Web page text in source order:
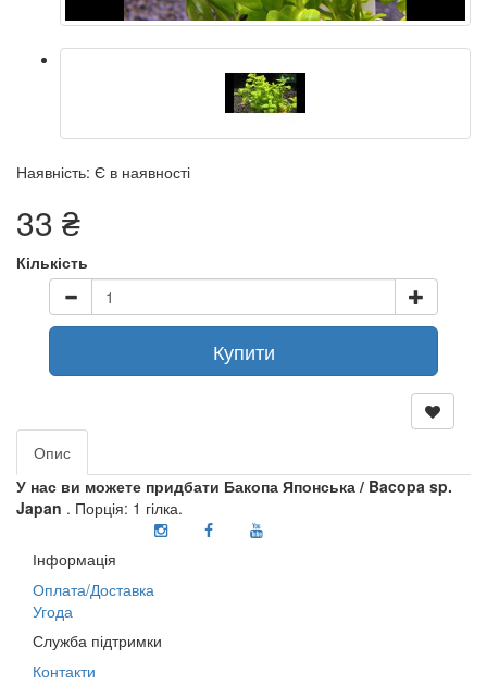
Наявність: Є в наявності
33 ₴
Кількість
Купити
Опис
У нас ви можете придбати Бакопа Японська / Bacopa sp.
Japan . Порція: 1 гілка.
Інформація
Оплата/Доставка
Угода
Служба підтримки
Контакти